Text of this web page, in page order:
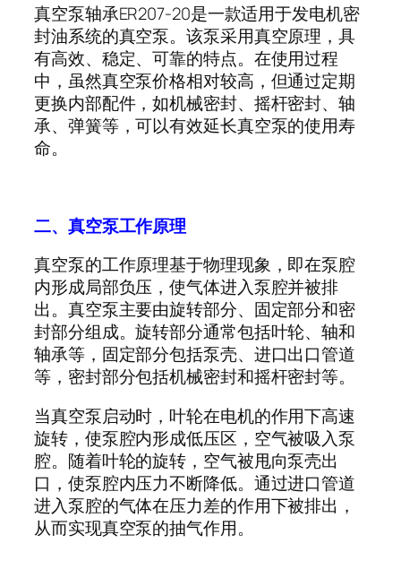
真空泵轴承ER207-20是一款适用于发电机密
封油系统的真空泵。该泵采用真空原理，具
有高效、稳定、可靠的特点。在使用过程
中，虽然真空泵价格相对较高，但通过定期
更换内部配件，如机械密封、摇杆密封、轴
承、弹簧等，可以有效延长真空泵的使用寿
命。
二、真空泵工作原理
真空泵的工作原理基于物理现象，即在泵腔
内形成局部负压，使气体进入泵腔并被排
出。真空泵主要由旋转部分、固定部分和密
封部分组成。旋转部分通常包括叶轮、轴和
轴承等，固定部分包括泵壳、进口出口管道
等，密封部分包括机械密封和摇杆密封等。
当真空泵启动时，叶轮在电机的作用下高速
旋转，使泵腔内形成低压区，空气被吸入泵
腔。随着叶轮的旋转，空气被甩向泵壳出
口，使泵腔内压力不断降低。通过进口管道
进入泵腔的气体在压力差的作用下被排出，
从而实现真空泵的抽气作用。